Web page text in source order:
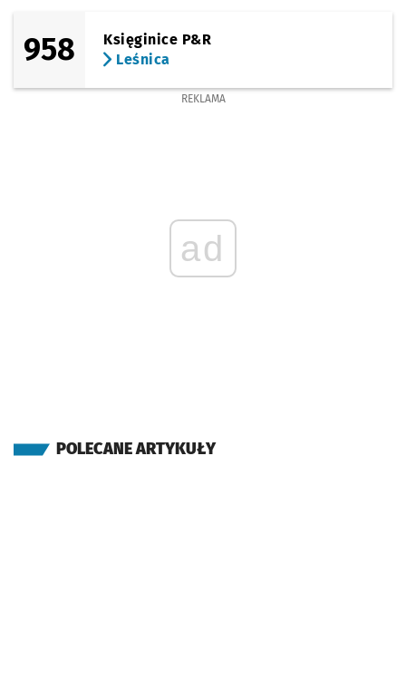
958
Księginice P&R
Leśnica
REKLAMA
ad
POLECANE ARTYKUŁY